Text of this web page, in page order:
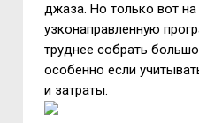
джаза. Но только вот
узконаправленную
труднее собрать
особенно если
и затраты.